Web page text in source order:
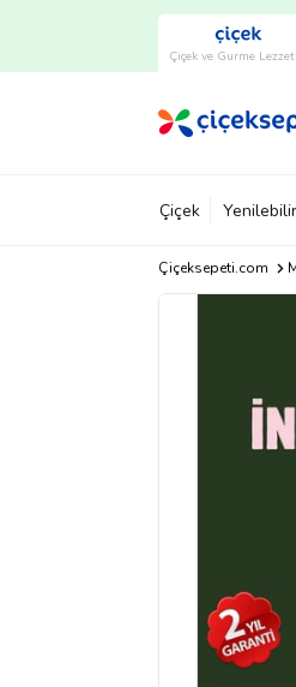
Çiçek ve Gurme
Çiçek
Çiçeksepeti.com